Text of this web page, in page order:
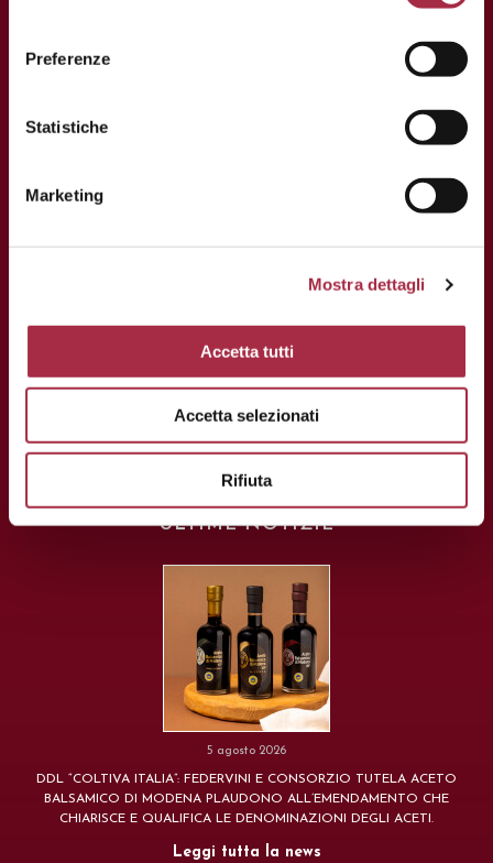
Preferenze
Statistiche
Marketing
Mostra dettagli
Accetta tutti
Accetta selezionati
Rifiuta
ULTIME NOTIZIE
5 agosto 2026
DDL “COLTIVA ITALIA”: FEDERVINI E CONSORZIO TUTELA ACETO
BALSAMICO DI MODENA PLAUDONO ALL’EMENDAMENTO CHE
CHIARISCE E QUALIFICA LE DENOMINAZIONI DEGLI ACETI.
Leggi tutta la news